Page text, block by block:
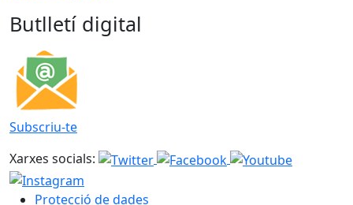
Butlletí digital
Subscriu-te
Xarxes socials:
Protecció de dades